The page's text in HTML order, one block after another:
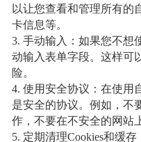
以让您查看和管理所有的
卡信息等。
3. 手动输入：如果您不想
动输入表单字段。这样可
险。
4. 使用安全协议：在使用
是安全的协议。例如，不
作，不要在不安全的网站
5. 定期清理Cookies和缓